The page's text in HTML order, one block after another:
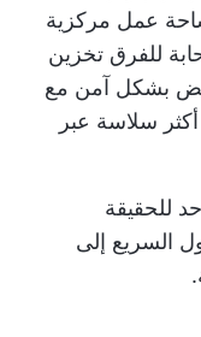
عمل مركزية
للفرق تخزين
بشكل آمن مع
أكثر سلاسة عبر
للحقيقة
السريع إلى